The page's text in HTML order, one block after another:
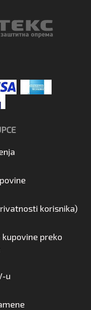
korisnika)
preko
u